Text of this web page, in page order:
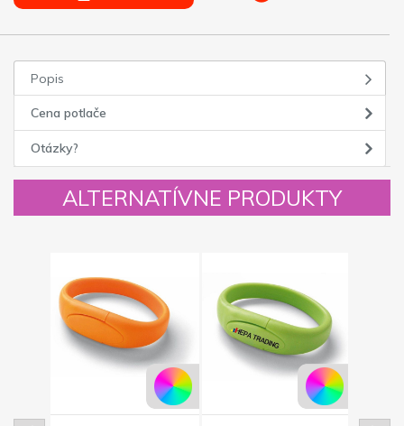
Popis
Cena potlače
Otázky?
ALTERNATÍVNE PRODUKTY